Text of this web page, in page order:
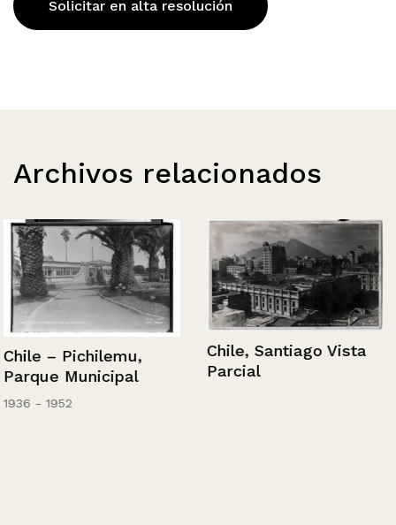
Solicitar en alta resolución
Archivos relacionados
Chile – Pichilemu,
Parque Municipal
1936 - 1952
Chile, Santiago Vista
Parcial